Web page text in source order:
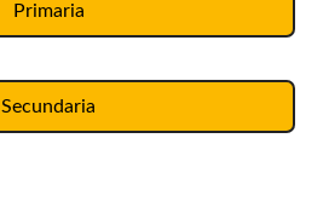
Primaria
Secundaria